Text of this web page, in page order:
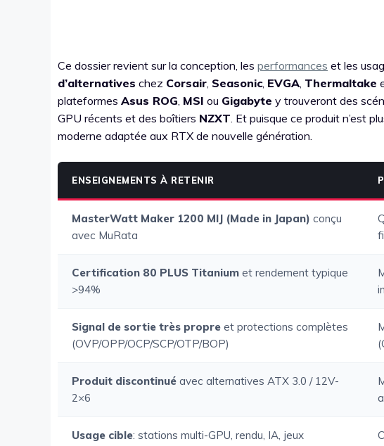
Ce dossier revient sur la conception, les performances et les
d’alternatives chez Corsair, Seasonic, EVGA, Thermaltake
plateformes Asus ROG, MSI ou Gigabyte y trouveront des
GPU récents et des boîtiers NZXT. Et puisque ce produit n’est
moderne adaptée aux RTX de nouvelle génération.
ENSEIGNEMENTS À RETENIR
MasterWatt Maker 1200 MIJ (Made in Japan) conçu
avec MuRata
Certification 80 PLUS Titanium et rendement typique
>94%
Signal de sortie très propre et protections complètes
(OVP/OPP/OCP/SCP/OTP/BOP)
Produit discontinué avec alternatives ATX 3.0 / 12V-
2×6
Usage cible: stations multi-GPU, rendu, IA, jeux